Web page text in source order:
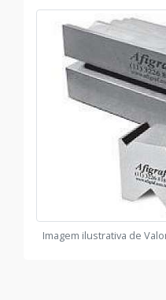
Imagem ilustrativa de